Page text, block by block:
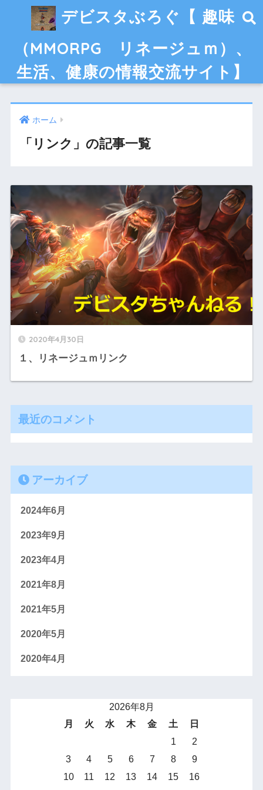
デビスタぶろぐ【 趣味
（MMORPG リネージュｍ）、
生活、健康の情報交流サイト】
ホーム
「リンク」の記事一覧
2020年4月30日
１、リネージュｍリンク
最近のコメント
アーカイブ
2024年6月
2023年9月
2023年4月
2021年8月
2021年5月
2020年5月
2020年4月
2026年8月
月
火 水 木 金 土
日
1
2
3
4 5 6 7 8
9
10
11 12 13 14 15
16